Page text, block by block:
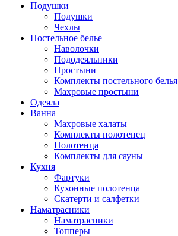
Подушки
Подушки
Чехлы
Постельное белье
Наволочки
Пододеяльники
Простыни
Комплекты постельного белья
Махровые простыни
Одеяла
Ванна
Махровые халаты
Комплекты полотенец
Полотенца
Комплекты для сауны
Кухня
Фартуки
Кухонные полотенца
Скатерти и салфетки
Наматрасники
Наматрасники
Топперы